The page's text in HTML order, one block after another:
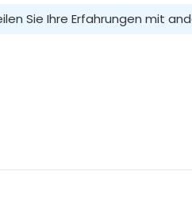
Sie Ihre Erfahrungen mit